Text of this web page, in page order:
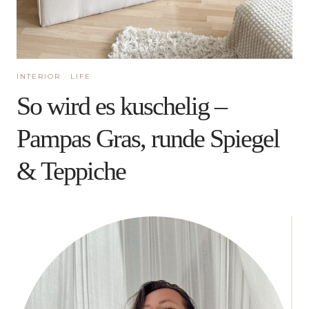
INTERIOR · LIFE
So wird es kuschelig –
Pampas Gras, runde Spiegel
& Teppiche